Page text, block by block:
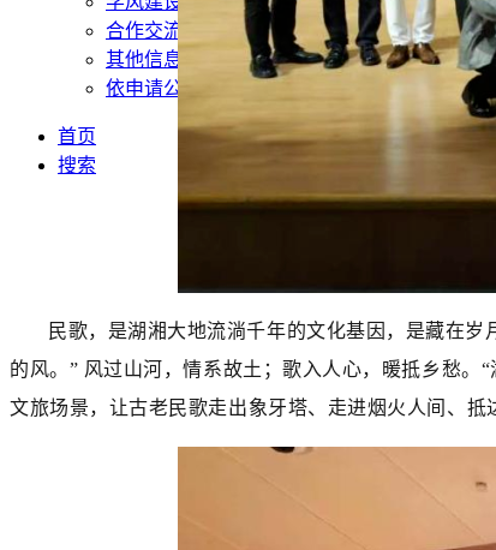
合作交流
其他信息
依申请公开
首页
搜索
民歌，是湖湘大地流淌千年的文化基因，是藏在
的风。” 风过山河，情系故土；歌入人心，暖抵乡愁
文旅场景，让古老民歌走出象牙塔、走进烟火人间、